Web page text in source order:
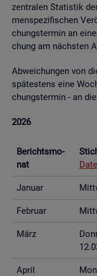
zen­tra­len Sta­tis­tik
men­spe­zi­fi­schen
chungs­ter­min an
chung am nächs­ten
Ab­wei­chun­gen von
spä­tes­tens eine
chungs­ter­min - an
2026
Be­richts­mo­
nat
Ja­nu­ar
Fe­bru­ar
März
April